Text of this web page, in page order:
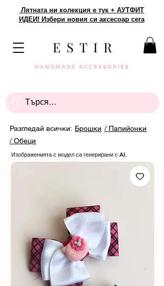
Лятната ни колекция е тук + АУТФИТ
ИДЕИ! Избери новия си аксесоар сега
E S T I R
Разгледай всички: Брошки / Папийонки
/ Обеци
Изображенията с модел са генерирани с AI.